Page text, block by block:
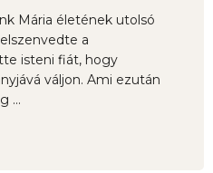
Mária életének utolsó
a
isteni fiát, hogy
váljon. Ami ezután
...